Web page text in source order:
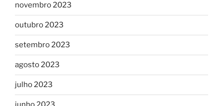
novembro 2023
outubro 2023
setembro 2023
agosto 2023
julho 2023